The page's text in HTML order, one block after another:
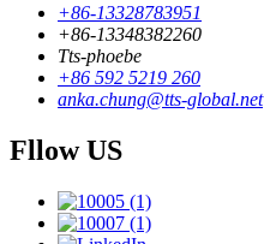
+86-13328783951
+86-13348382260
Tts-phoebe
+86 592 5219 260
anka.chung@tts-global.net
Fllow US